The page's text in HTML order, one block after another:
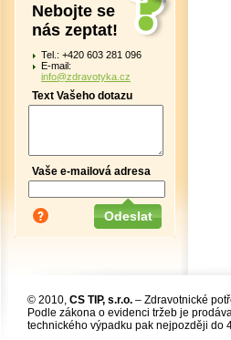
Nebojte se
nás zeptat!
Tel.: +420 603 281 096
E-mail:
info@zdravotyka.cz
Text Vašeho dotazu
Vaše e-mailová adresa
© 2010, CS TIP, s.r.o. – Zdravotnické
Podle zákona o evidenci tržeb je
technického výpadku pak nejpozději do